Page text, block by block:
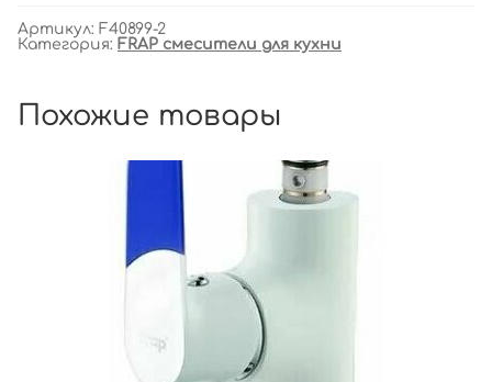
Артикул: F40899-2
Категория: FRAP смесители для кухни
Похожие товары